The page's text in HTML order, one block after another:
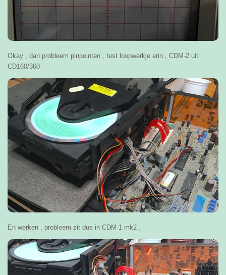
Okay , dan probleem pinpointen , test loopwerkje erin , CDM-2 uit
CD160/360
En werken , probleem zit dus in CDM-1 mk2 .